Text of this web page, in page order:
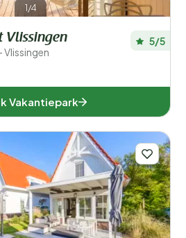
1/4
Vlissingen
Vlissingen
5/5
Vakantiepark